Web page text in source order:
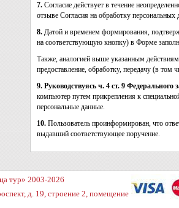
7. Согласие действует в течение
отзыве Согласия на обработку
8. Датой и временем формирования,
на соответствующую кнопку) в Форме
Также, аналогией выше указанным действиям
предоставление, обработку, передачу (в
9. Руководствуясь ч. 4 ст. 9
компьютер путем прикрепления к
персональные данные.
10. Пользователь проинформирован, что
выдавший соответствующее поручение.
тур» 2003-2026
д. 19, строение 2, помещение